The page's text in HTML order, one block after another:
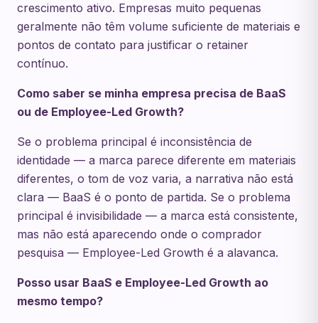
crescimento ativo. Empresas muito pequenas
geralmente não têm volume suficiente de materiais e
pontos de contato para justificar o retainer
contínuo.
Como saber se minha empresa precisa de BaaS
ou de Employee-Led Growth?
Se o problema principal é inconsistência de
identidade — a marca parece diferente em materiais
diferentes, o tom de voz varia, a narrativa não está
clara — BaaS é o ponto de partida. Se o problema
principal é invisibilidade — a marca está consistente,
mas não está aparecendo onde o comprador
pesquisa — Employee-Led Growth é a alavanca.
Posso usar BaaS e Employee-Led Growth ao
mesmo tempo?